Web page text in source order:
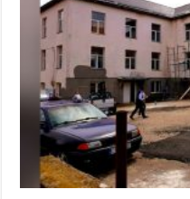
ANUNȚ OPRIRE APĂ în Reșița –
ANUNŢ OPRIRE APĂ în